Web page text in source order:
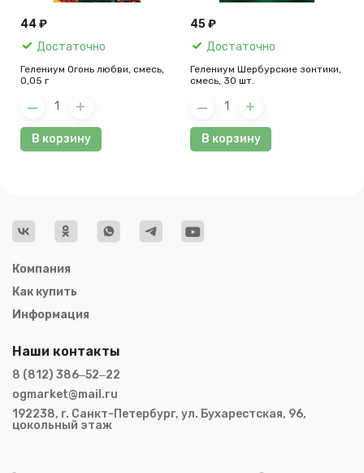
44 ₽
Достаточно
Гелениум Огонь любви, смесь,
0,05 г
В корзину
45 ₽
Достаточно
Гелениум Шербурские зонтики,
смесь, 30 шт.
В корзину
Компания
Как купить
Информация
Наши контакты
8 (812) 386‒52‒22
ogmarket@mail.ru
192238, г. Санкт-Петербург, ул. Бухарестская, 96,
цокольный этаж